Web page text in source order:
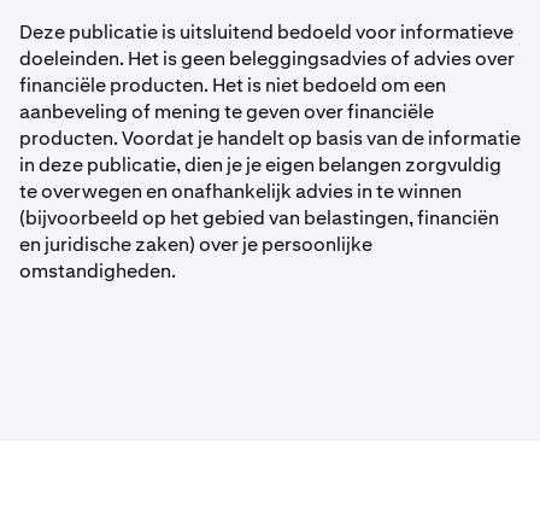
Deze publicatie is uitsluitend bedoeld voor informatieve
doeleinden. Het is geen beleggingsadvies of advies over
financiële producten. Het is niet bedoeld om een
aanbeveling of mening te geven over financiële
producten. Voordat je handelt op basis van de informatie
in deze publicatie, dien je je eigen belangen zorgvuldig
te overwegen en onafhankelijk advies in te winnen
(bijvoorbeeld op het gebied van belastingen, financiën
en juridische zaken) over je persoonlijke
omstandigheden.